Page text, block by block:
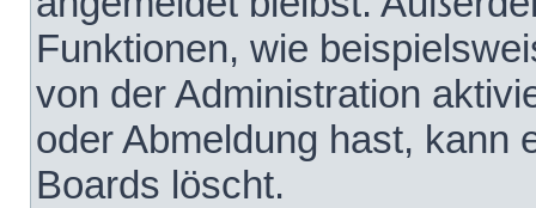
Funktionen, wie
von der Administration
oder Abmeldung hast, kann
Boards löscht.